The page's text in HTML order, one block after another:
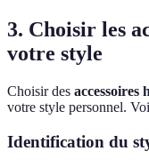
3. Choisir les
votre style
Choisir des accessoires
votre style personnel.
Identification du